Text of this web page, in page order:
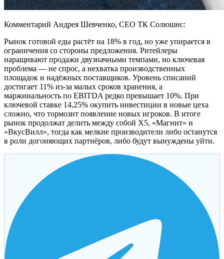
Комментарий Андрея Шевченко, CEO ТК Солюшнс:
Рынок готовой еды растёт на 18% в год, но уже упирается в
ограничения со стороны предложения. Ритейлеры
наращивают продажи двузначными темпами, но ключевая
проблема — не спрос, а нехватка производственных
площадок и надёжных поставщиков. Уровень списаний
достигает 11% из-за малых сроков хранения, а
маржинальность по EBITDA редко превышает 10%. При
ключевой ставке 14,25% окупить инвестиции в новые цеха
сложно, что тормозит появление новых игроков. В итоге
рынок продолжат делить между собой X5, «Магнит» и
«ВкусВилл», тогда как мелкие производители либо останутся
в роли догоняющих партнёров, либо будут вынуждены уйти.